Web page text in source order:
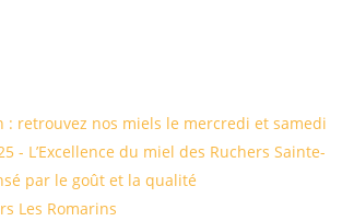
: retrouvez nos miels le mercredi et samedi
- L’Excellence du miel des Ruchers Sainte-
par le goût et la qualité
Les Romarins